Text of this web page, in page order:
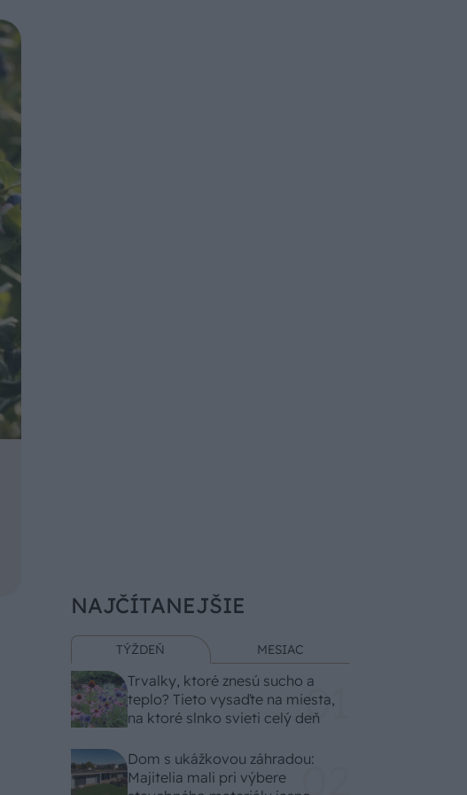
NAJČÍTANEJŠIE
TÝŽDEŇ MESIAC
Trvalky, ktoré znesú sucho a
teplo? Tieto vysaďte na miesta,
na ktoré slnko svieti celý deň
Dom s ukážkovou záhradou:
Majitelia mali pri výbere